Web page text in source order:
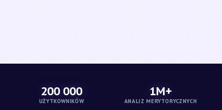
200 000
UŻYTKOWNIKÓW
1M+
ANALIZ MERYTORYCZNYCH